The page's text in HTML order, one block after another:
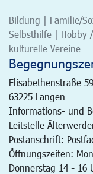
Bildung | Familie/
Selbsthilfe | Hobby
kulturelle Vereine
Elisabethenstraße
63225 Langen
Informations- und
Leitstelle
Postanschrift:
Öffnungszeiten:
Donnerstag 14 - 16